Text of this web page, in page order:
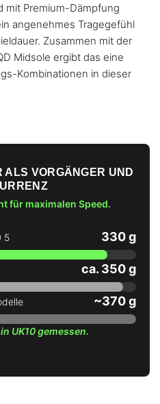
mit Premium-Dämpfung
angenehmes Tragegefühl
Zusammen mit der
Midsole ergibt das eine
Kombinationen in dieser
ALS VORGÄNGER UND
für maximalen Speed.
5 330 g
ca. 350 g
~370 g
UK10 gemessen.